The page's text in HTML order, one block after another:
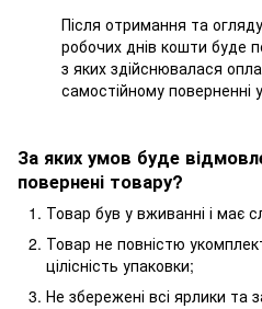
Після отримання та
робочих днів кошти буде
з яких здійснювалася
самостійному поверненні
За яких умов буде
повернені товару?
Товар був у вживанні і має
Товар не повністю
цілісність упаковки;
Не збережені всі ярлики та